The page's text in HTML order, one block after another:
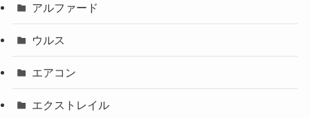
アルファード
ウルス
エアコン
エクストレイル